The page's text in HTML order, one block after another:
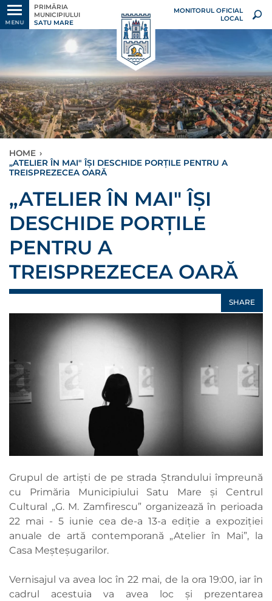
MENU
PRIMĂRIA
MUNICIPIULUI
SATU MARE
MONITORUL OFICIAL
LOCAL
HOME ›
„ATELIER ÎN MAI" ÎȘI DESCHIDE PORȚILE PENTRU A
TREISPREZECEA OARĂ
„ATELIER ÎN MAI" ÎȘI
DESCHIDE PORȚILE
PENTRU A
TREISPREZECEA OARĂ
SHARE
Grupul de artiști de pe strada Ștrandului împreună
cu Primăria Municipiului Satu Mare și Centrul
Cultural „G. M. Zamfirescu” organizează în perioada
22 mai - 5 iunie cea de-a 13-a ediție a expoziției
anuale de artă contemporană „Atelier în Mai”, la
Casa Meșteșugarilor.
Vernisajul va avea loc în 22 mai, de la ora 19:00, iar în
cadrul acestuia va avea loc și prezentarea